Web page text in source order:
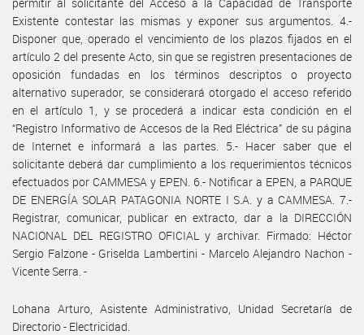
Existente contestar las mismas y exponer sus argumentos. 4.-
Disponer que, operado el vencimiento de los plazos fijados en el
artículo 2 del presente Acto, sin que se registren presentaciones de
oposición fundadas en los términos descriptos o proyecto
alternativo superador, se considerará otorgado el acceso referido
en el artículo 1, y se procederá a indicar esta condición en el
“Registro Informativo de Accesos de la Red Eléctrica” de su página
de Internet e informará a las partes. 5.- Hacer saber que el
solicitante deberá dar cumplimiento a los requerimientos técnicos
efectuados por CAMMESA y EPEN. 6.- Notificar a EPEN, a PARQUE
DE ENERGÍA SOLAR PATAGONIA NORTE I S.A. y a CAMMESA. 7.-
Registrar, comunicar, publicar en extracto, dar a la DIRECCIÓN
NACIONAL DEL REGISTRO OFICIAL y archivar. Firmado: Héctor
Sergio Falzone - Griselda Lambertini - Marcelo Alejandro Nachon -
Vicente Serra. -
Lohana Arturo, Asistente Administrativo, Unidad Secretaría de
Directorio - Electricidad.